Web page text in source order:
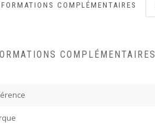
COMPLÉMENTAIRES
COMPLÉMENTAIRES